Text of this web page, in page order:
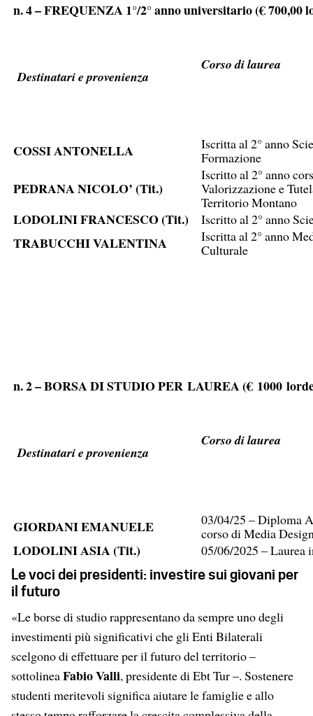
n. 4 – FREQUENZA 1°/2° anno universitario (€ 700,00
Destinatari e provenienza
Corso di laurea
COSSI ANTONELLA
Iscritta al 2° anno
Formazione
PEDRANA NICOLO’ (Tit.)
Iscritto al 2° anno
Valorizzazione e
Territorio Montano
LODOLINI FRANCESCO (Tit.) Iscritto al 2° anno
TRABUCCHI VALENTINA
Iscritta al 2° anno
Culturale
n. 2 – BORSA DI STUDIO PER LAUREA (€ 1000
Destinatari e provenienza
Corso di laurea
GIORDANI EMANUELE
03/04/25 – Diploma
corso di Media
LODOLINI ASIA (Tit.)
05/06/2025 – Laurea
Le voci dei presidenti: investire sui giovani per
il futuro
«Le borse di studio rappresentano da sempre uno degli
investimenti più significativi che gli Enti Bilaterali
scelgono di effettuare per il futuro del territorio –
sottolineaFabio Valli, presidente di Ebt Tur –. Sostenere
studenti meritevoli significa aiutare le famiglie e allo